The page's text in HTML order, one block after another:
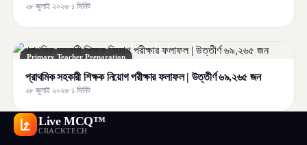
২৮ জুলাই ২০২৬·১ মিনিট
Primary Teacher Preparation
প্রাথমিক সহকারী শিক্ষক নিয়োগ পরীক্ষার ফলাফল | উত্তীর্ণ ৬৯,২৬৫ জন
২৮ জুলাই ২০২৬·১ মিনিট
Live MCQ™
CRACKTECH